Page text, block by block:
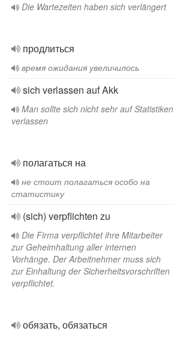
Die Wartezeiten haben sich verlängert
продлиться
время ожидания увеличилось
sich verlassen auf Akk
Man sollte sich nicht sehr auf Statistiken
verlassen
полагаться на
не стоит полагаться особо на
статистику
(sich) verpflichten zu
Die Firma verpflichtet ihre Mitarbeiter
zur Geheimhaltung aller internen
Vorhänge. Der Arbeitnehmer muss sich
zur Einhaltung der Sicherheitsvorschriften
verpflichtet.
обязать, обязаться